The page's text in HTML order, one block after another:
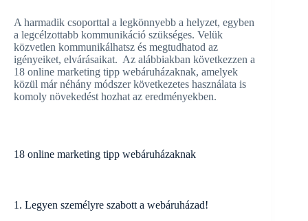
A harmadik csoporttal a legkönnyebb a helyzet, egyben
a legcélzottabb kommunikáció szükséges. Velük
közvetlen kommunikálhatsz és megtudhatod az
igényeiket, elvárásaikat. Az alábbiakban következzen a
18 online marketing tipp webáruházaknak, amelyek
közül már néhány módszer következetes használata is
komoly növekedést hozhat az eredményekben.
18 online marketing tipp webáruházaknak
1. Legyen személyre szabott a webáruházad!